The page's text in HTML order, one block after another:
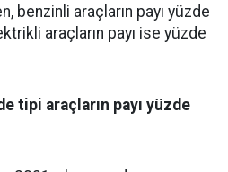
benzinli araçların payı yüzde
araçların payı ise yüzde
tipi araçların payı yüzde